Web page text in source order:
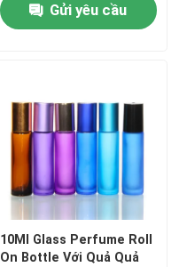
Gửi yêu cầu
10Ml Glass Perfume Roll
On Bottle Với Quả Quả